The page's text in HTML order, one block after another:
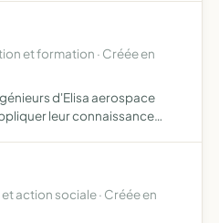
et formation · Créée en
d'Elisa aerospace
leur connaissance
action sociale · Créée en